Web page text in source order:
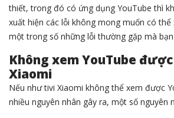
thiết, trong đó có ứng dụng YouTube thì
xuất hiện các lỗi không mong muốn có thể
một trong số những lỗi thường gặp mà
Không xem YouTube
Xiaomi
Nếu như tivi Xiaomi không thể xem được
nhiều nguyên nhân gây ra, một số nguyên